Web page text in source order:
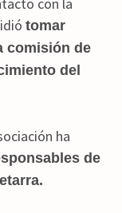
tomar
comisión de
del
ha
de